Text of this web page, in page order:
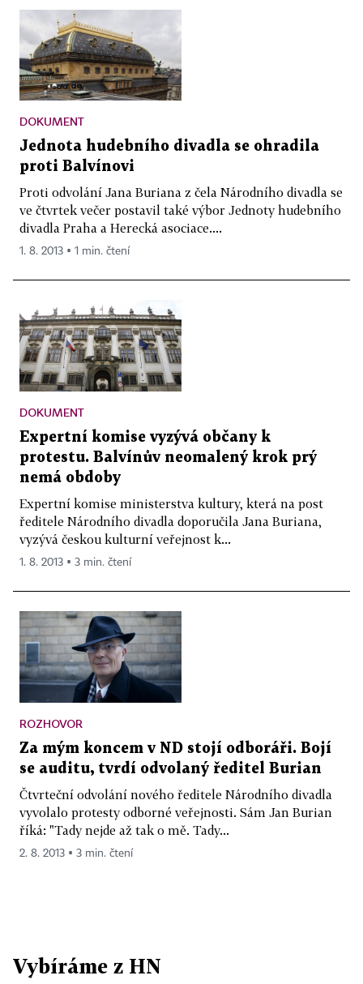
DOKUMENT
Jednota hudebního divadla se ohradila
proti Balvínovi
Proti odvolání Jana Buriana z čela Národního divadla se
ve čtvrtek večer postavil také výbor Jednoty hudebního
divadla Praha a Herecká asociace....
1. 8. 2013 ▪ 1 min. čtení
DOKUMENT
Expertní komise vyzývá občany k
protestu. Balvínův neomalený krok prý
nemá obdoby
Expertní komise ministerstva kultury, která na post
ředitele Národního divadla doporučila Jana Buriana,
vyzývá českou kulturní veřejnost k...
1. 8. 2013 ▪ 3 min. čtení
ROZHOVOR
Za mým koncem v ND stojí odboráři. Bojí
se auditu, tvrdí odvolaný ředitel Burian
Čtvrteční odvolání nového ředitele Národního divadla
vyvolalo protesty odborné veřejnosti. Sám Jan Burian
říká: "Tady nejde až tak o mě. Tady...
2. 8. 2013 ▪ 3 min. čtení
Vybíráme z HN